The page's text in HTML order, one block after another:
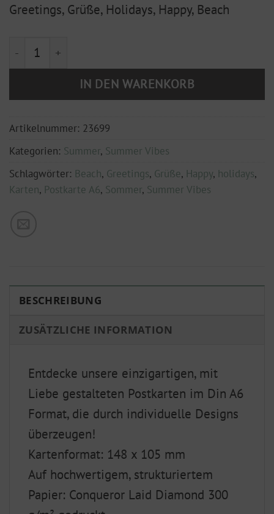
Greetings, Grüße, Holidays, Happy, Beach
Postkarte "Sommer Grüße" Limburg an der Lahn
IN DEN WARENKORB
Artikelnummer: 23699
Kategorien: Summer, Summer Vibes
Schlagwörter: Beach, Greetings, Grüße, Happy, holidays,
Karten, Postkarte A6, Sommer, Summer Vibes
BESCHREIBUNG
ZUSÄTZLICHE INFORMATION
Entdecke unsere einzigartigen, mit
Liebe gestalteten Postkarten im Din A6
Format, die durch individuelle Designs
überzeugen!
Kartenformat: 148 x 105 mm
Auf hochwertigem, strukturiertem
Papier: Conqueror Laid Diamond 300